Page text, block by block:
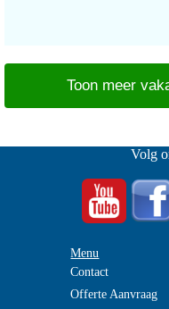
Toon meer
Volg
Menu
Contact
Offerte Aanvraag